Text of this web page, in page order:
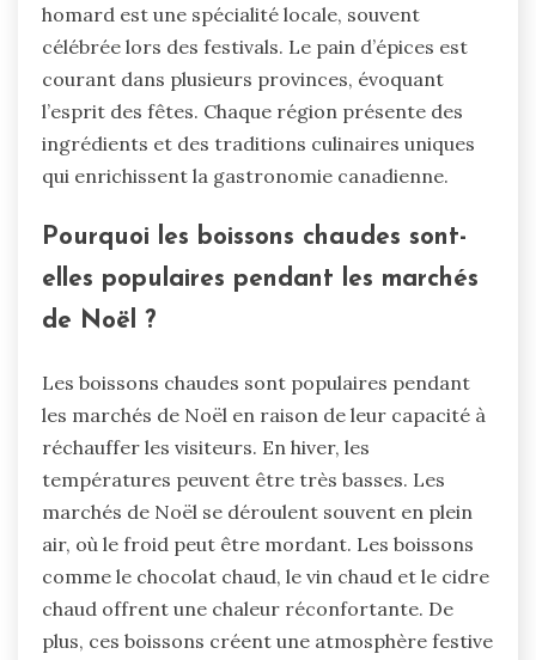
homard est une spécialité locale, souvent
célébrée lors des festivals. Le pain d’épices est
courant dans plusieurs provinces, évoquant
l’esprit des fêtes. Chaque région présente des
ingrédients et des traditions culinaires uniques
qui enrichissent la gastronomie canadienne.
Pourquoi les boissons chaudes sont-
elles populaires pendant les marchés
de Noël ?
Les boissons chaudes sont populaires pendant
les marchés de Noël en raison de leur capacité à
réchauffer les visiteurs. En hiver, les
températures peuvent être très basses. Les
marchés de Noël se déroulent souvent en plein
air, où le froid peut être mordant. Les boissons
comme le chocolat chaud, le vin chaud et le cidre
chaud offrent une chaleur réconfortante. De
plus, ces boissons créent une atmosphère festive